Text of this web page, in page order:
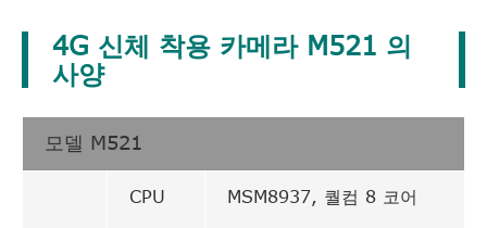
4G 신체 착용 카메라 M521 의
사양
모델 M521
CPU MSM8937, 퀄컴 8 코어